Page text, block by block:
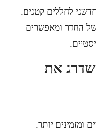
לחללים קטנים.
החדר ומאפשרים
את
ומזמינים יותר.